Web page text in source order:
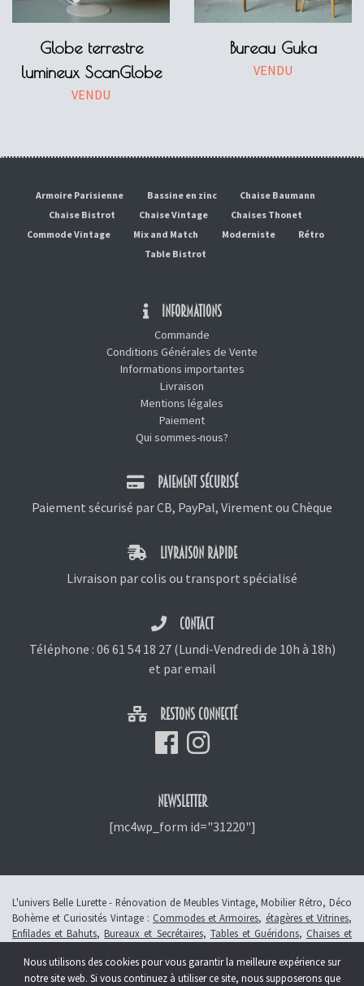
Globe terrestre
lumineux ScanGlobe
VENDU
Bureau Guka
VENDU
Armoire Parisienne Bassine en zinc
Chaise Baumann
Chaise Bistrot
Chaise Vintage
Chaises Thonet
Commode Vintage
Mix and Match Moderniste
Rétro
Table Bistrot
INFORMATIONS
Commande
Conditions Générales de Vente
Informations importantes
Livraison
Mentions légales
Paiement
Qui sommes-nous?
PAIEMENT SÉCURISÉ
Paiement sécurisé par CB, PayPal, Virement ou Chèque
LIVRAISON RAPIDE
Livraison par colis ou transport spécialisé
CONTACT
Téléphone : 06 61 54 18 27(Lundi-Vendredi de 10h à 18h)
et par email
RESTONS CONNECTÉ
NEWSLETTER
[mc4wp_form id="31220"]
L'univers Belle Lurette - Rénovation de Meubles Vintage, Mobilier Rétro, Déco
Bohème et Curiosités Vintage : Commodes et Armoires, étagères et Vitrines,
Enfilades et Bahuts,Bureaux et Secrétaires, Tables et Guéridons, Chaises et
© 2013 - 2026 L'atelier Belle Lurette - Rénovation de meubles vintage, en
Nous utilisons des cookies pour vous garantir la meilleure expérience sur
notre site web. Si vous continuez à utiliser ce site, nous supposerons que